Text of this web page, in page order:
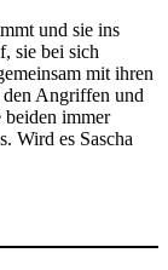
und sie ins
sie bei sich
mit ihren
den Angriffen und
beiden immer
Wird es Sascha